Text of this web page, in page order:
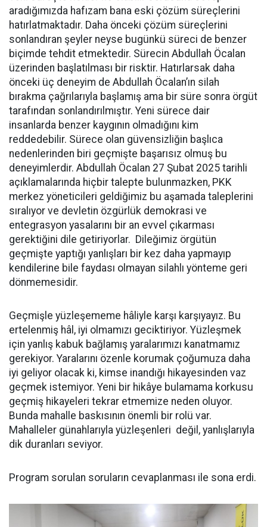
aradığımızda hafızam bana eski çözüm süreçlerini
hatırlatmaktadır. Daha önceki çözüm süreçlerini
sonlandıran şeyler neyse bugünkü süreci de benzer
biçimde tehdit etmektedir. Sürecin Abdullah Öcalan
üzerinden başlatılması bir risktir. Hatırlarsak daha
önceki üç deneyim de Abdullah Öcalan’ın silah
bırakma çağrılarıyla başlamış ama bir süre sonra örgüt
tarafından sonlandırılmıştır. Yeni sürece dair
insanlarda benzer kaygının olmadığını kim
reddedebilir. Sürece olan güvensizliğin başlıca
nedenlerinden biri geçmişte başarısız olmuş bu
deneyimlerdir. Abdullah Öcalan 27 Şubat 2025 tarihli
açıklamalarında hiçbir talepte bulunmazken, PKK
merkez yöneticileri geldiğimiz bu aşamada taleplerini
sıralıyor ve devletin özgürlük demokrasi ve
entegrasyon yasalarını bir an evvel çıkarması
gerektiğini dile getiriyorlar. Dileğimiz örgütün
geçmişte yaptığı yanlışları bir kez daha yapmayıp
kendilerine bile faydası olmayan silahlı yönteme geri
dönmemesidir.
Geçmişle yüzleşememe hâliyle karşı karşıyayız. Bu
ertelenmiş hâl, iyi olmamızı geciktiriyor. Yüzleşmek
için yanlış kabuk bağlamış yaralarımızı kanatmamız
gerekiyor. Yaralarını özenle korumak çoğumuza daha
iyi geliyor olacak ki, kimse inandığı hikayesinden vaz
geçmek istemiyor. Yeni bir hikâye bulamama korkusu
geçmiş hikayeleri tekrar etmemize neden oluyor.
Bunda mahalle baskısının önemli bir rolü var.
Mahalleler günahlarıyla yüzleşenleri değil, yanlışlarıyla
dik duranları seviyor.
Program sorulan soruların cevaplanması ile sona erdi.